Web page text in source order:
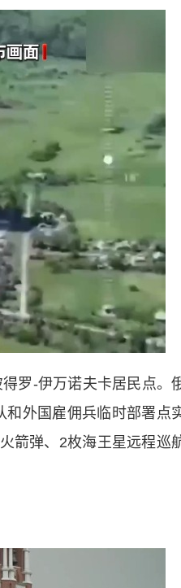
罗-伊万诺夫卡居民点。
和外国雇佣兵临时部署点
箭弹、2枚海王星远程巡